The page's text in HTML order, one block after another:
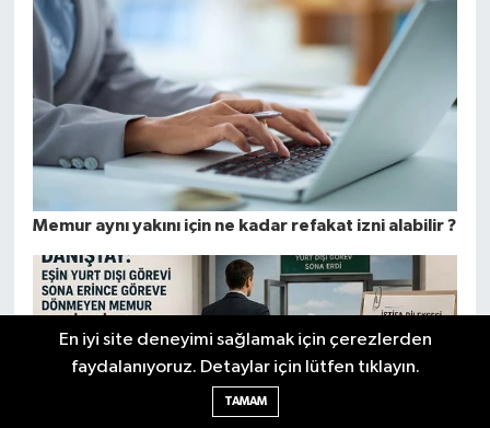
Memur aynı yakını için ne kadar refakat izni alabilir ?
En iyi site deneyimi sağlamak için çerezlerden
faydalanıyoruz. Detaylar için lütfen tıklayın.
TAMAM